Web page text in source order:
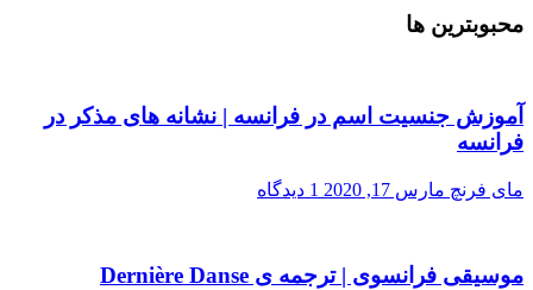
محبوبترین ها
آموزش جنسیت اسم در فرانسه | نشانه های مذکر در
فرانسه
مای فرنچ مارس 17, 2020 1 دیدگاه
موسیقی فرانسوی | ترجمه ی Dernière Danse